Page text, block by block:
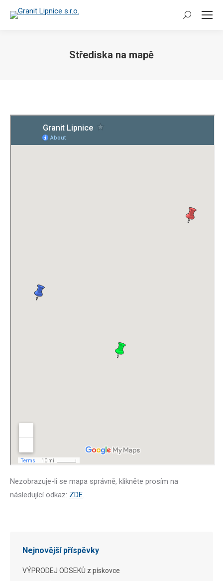
Search:
Střediska na mapě
Nezobrazuje-li se mapa správně, klikněte prosím na
následující odkaz: ZDE.
Nejnovější příspěvky
VÝPRODEJ ODSEKŮ z pískovce